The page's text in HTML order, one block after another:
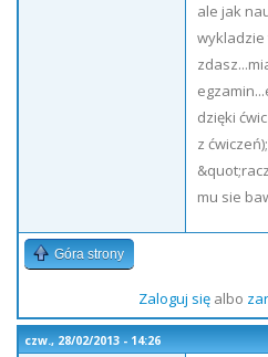
ale jak
dzięki
z
mu sie
Góra strony
Zaloguj sięalbo
czw., 28/02/2013 - 14:26